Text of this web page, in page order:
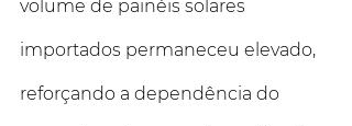
volume de painéis solares
importados permaneceu elevado,
reforçando a dependência do